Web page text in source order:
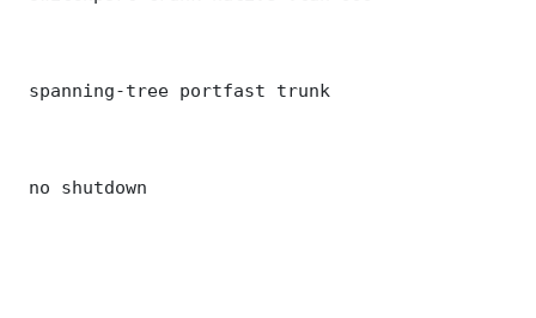
spanning-tree portfast trunk
no shutdown